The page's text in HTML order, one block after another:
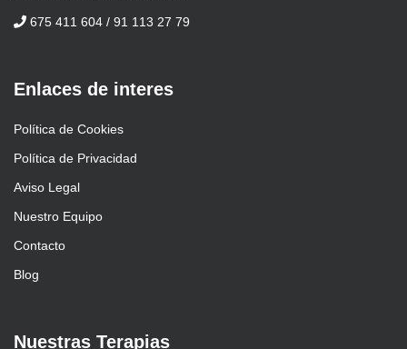
675 411 604 / 91 113 27 79
Enlaces de interes
Política de Cookies
Política de Privacidad
Aviso Legal
Nuestro Equipo
Contacto
Blog
Nuestras Terapias